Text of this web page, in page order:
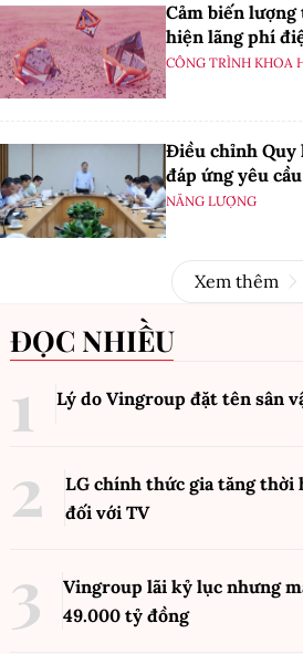
Cảm biến
hiện lãng phí
CÔNG TRÌNH KHOA
Điều chỉnh Quy
đáp ứng yêu
NĂNG LƯỢNG
Xem thêm
ĐỌC NHIỀU
Lý do Vingroup đặt tên sân
LG chính thức gia tăng thời
đối với TV
Vingroup lãi kỷ lục nhưng
49.000 tỷ đồng